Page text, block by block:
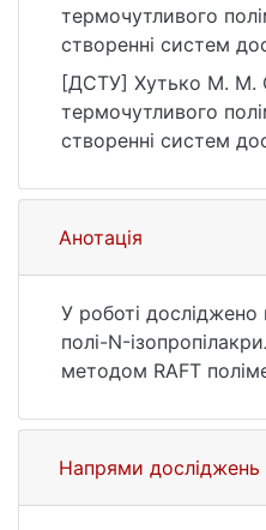
термочутливого
створенні систем
використанням
[Магістерська
національний
Шевченка].
https://
[ДСТУ] Хутько М. М.
термочутливого
створенні систем
кваліфікаційна
Природничі науки.
https://
Анотація
У роботі
полі-N-
методом RAFT
зародкових
першому етапі
золота. Порівняно
Напрями досліджень